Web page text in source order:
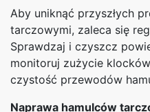
Aby uniknąć przyszłych
tarczowymi, zaleca się
Sprawdzaj i czyszcz
monitoruj zużycie
czystość przewodów
Naprawa hamulców